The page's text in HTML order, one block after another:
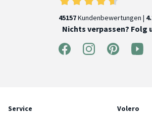
45157Kundenbewertungen |
Nichts verpassen? Folg
Service Volero